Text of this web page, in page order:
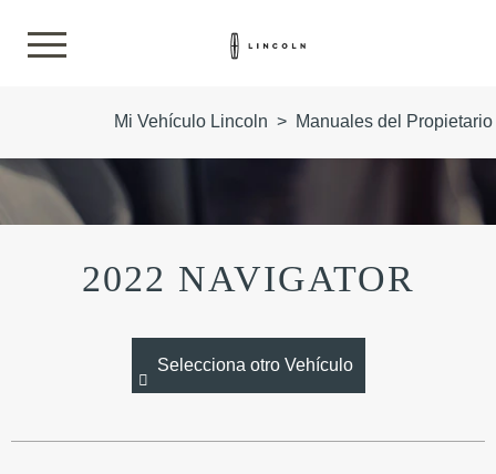
Mi Vehículo Lincoln > Manuales del
2022 NAVIGATOR
Selecciona otro Vehículo